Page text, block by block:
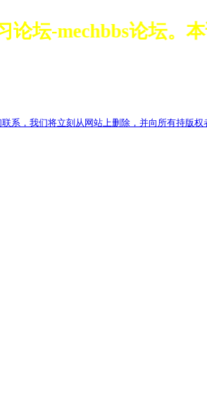
坛-mechbbs论坛。
，我们将立刻从网站上删除，并向所有持版权